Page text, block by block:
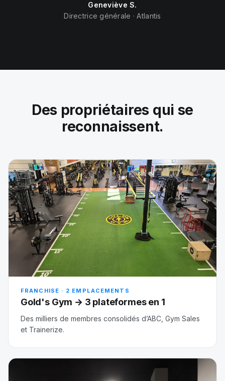
Geneviève S.
Directrice générale · Atlantis
Des propriétaires qui se
reconnaissent.
FRANCHISE · 2 EMPLACEMENTS
Gold's Gym → 3 plateformes en 1
Des milliers de membres consolidés d’ABC, Gym Sales
et Trainerize.